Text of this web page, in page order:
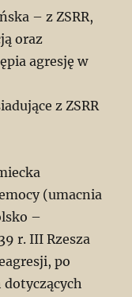
– z ZSRR,
oraz
agresję w
z ZSRR
(umacnia
–
r. III Rzesza
po